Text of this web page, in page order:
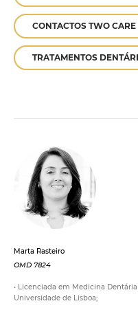
CONTACTOS TWO CARE
TRATAMENTOS
Marta Rasteiro
OMD 7824
• Licenciada em Medicina
Universidade de Lisboa;